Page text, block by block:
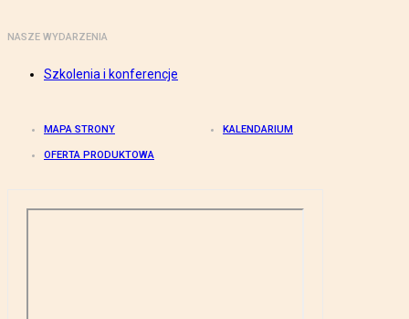
NASZE WYDARZENIA
Szkolenia i konferencje
MAPA STRONY KALENDARIUM
OFERTA PRODUKTOWA